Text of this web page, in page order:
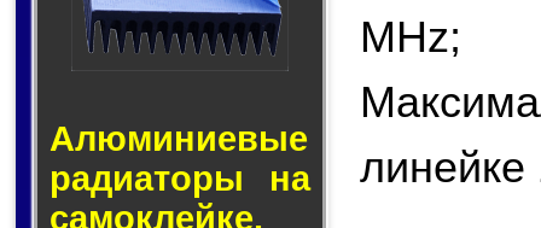
Алюминие­вые
ра­ди­а­то­ры на
са­мо­клей­ке.
MHz;